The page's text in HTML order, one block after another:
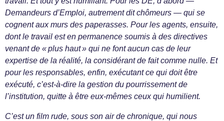
Demandeurs d’Emploi, autrement dit chômeurs — qui se
cognent aux murs des paperasses. Pour les agents, ensuite,
dont le travail est en permanence soumis à des directives
venant de « plus haut » qui ne font aucun cas de leur
expertise de la réalité, la considérant de fait comme nulle. Et
pour les responsables, enfin, exécutant ce qui doit être
exécuté, c’est-à-dire la gestion du pourrissement de
l’institution, quitte à être eux-mêmes ceux qui humilient.
C’est un film rude, sous son air de chronique, qui nous